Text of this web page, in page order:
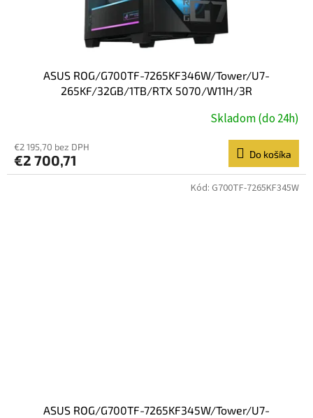
ASUS ROG/G700TF-7265KF346W/Tower/U7-
265KF/32GB/1TB/RTX 5070/W11H/3R
Skladom (do 24h)
€2 195,70 bez DPH
€2 700,71 Do košíka
ASUS ROG/G700TF-7265KF345W/Tower/U7-
Kód: G700TF-7265KF345W